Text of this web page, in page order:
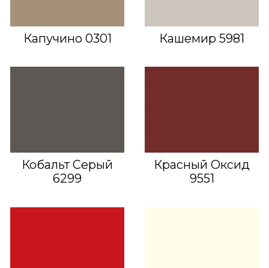
Капучино 0301 Кашемир 5981
Кобальт Серый
6299
Красный Оксид
9551